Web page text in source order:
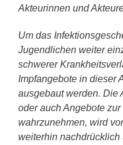
Akteurinnen und
Um das
Jugendlichen weiter
schwerer
Impfangebote in dieser
ausgebaut werden. Die
oder auch Angebote
wahrzunehmen, wird
weiterhin nachdrücklich